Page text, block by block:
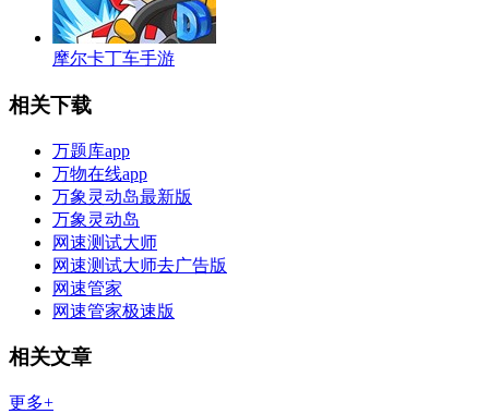
摩尔卡丁车手游
相关下载
万题库app
万物在线app
万象灵动岛最新版
万象灵动岛
网速测试大师
网速测试大师去广告版
网速管家
网速管家极速版
相关文章
更多+